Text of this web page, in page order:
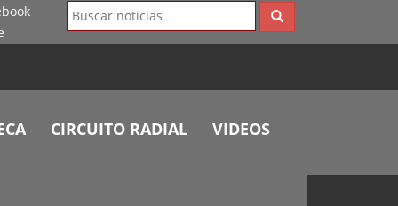
CIRCUITO RADIAL VIDEOS